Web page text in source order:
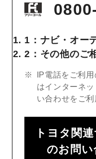
1：ナビ・オー
2：その他のご
IP電話をご利
はインターネ
い合わせをご利
トヨタ関
のお問